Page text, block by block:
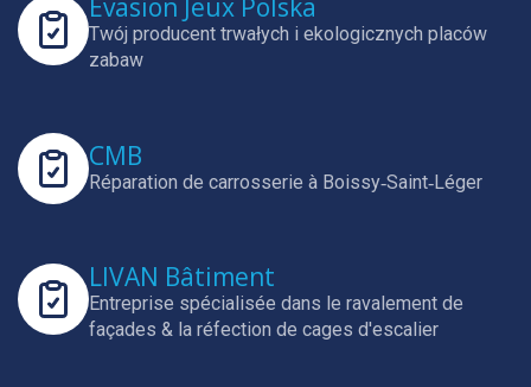
Evasion Jeux Polska
Twój producent trwałych i ekologicznych placów
zabaw
CMB
Réparation de carrosserie à Boissy‑Saint‑Léger
LIVAN Bâtiment
Entreprise spécialisée dans le ravalement de
façades & la réfection de cages d'escalier